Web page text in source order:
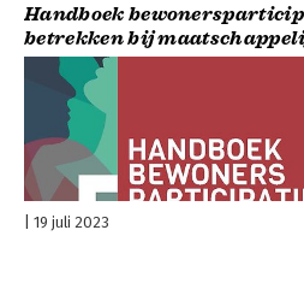
Handboek
betrekken bij
19 juli 2023